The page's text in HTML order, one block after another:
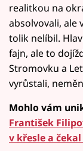
realitkou na
absolvovali, ale
tolik nelíbil.
fajn, ale to
Stromovku a
vyrůstali,
Mohlo vám
František
v křesle a